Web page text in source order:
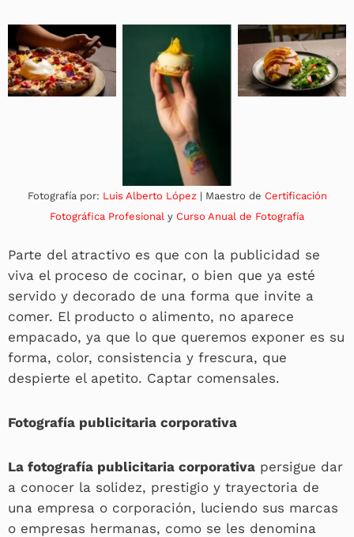
Fotografía por: Luis Alberto López | Maestro de Certificación
Fotográfica Profesional y Curso Anual de Fotografía
Parte del atractivo es que con la publicidad se
viva el proceso de cocinar, o bien que ya esté
servido y decorado de una forma que invite a
comer. El producto o alimento, no aparece
empacado, ya que lo que queremos exponer es su
forma, color, consistencia y frescura, que
despierte el apetito. Captar comensales.
Fotografía publicitaria corporativa
La fotografía publicitaria corporativa persigue dar
a conocer la solidez, prestigio y trayectoria de
una empresa o corporación, luciendo sus marcas
o empresas hermanas, como se les denomina